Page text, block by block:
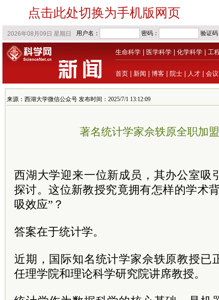
点击此处切换为手机版网页
生命科学 医学科学 化学科学 工
首页 新闻 博客 院士 人才 会议
来源：西湖大学微信公众号 发布时间：2025/7/1 13:12:09
著名统计学家佘轶原全职加
西湖大学迎来一位新成员，其办公室吸
探讨。这位新教授究竟拥有怎样的学术
吸效应”？
答案在于统计学。
近期，国际知名统计学家佘轶原教授已
任理学院和理论科学研究院讲席教授。